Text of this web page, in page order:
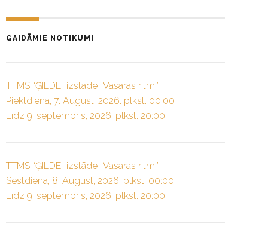
GAIDĀMIE NOTIKUMI
TTMS “ĢILDE” izstāde “Vasaras ritmi”
Piektdiena, 7. August, 2026. plkst. 00:00
Līdz 9. septembris, 2026. plkst. 20:00
TTMS “ĢILDE” izstāde “Vasaras ritmi”
Sestdiena, 8. August, 2026. plkst. 00:00
Līdz 9. septembris, 2026. plkst. 20:00